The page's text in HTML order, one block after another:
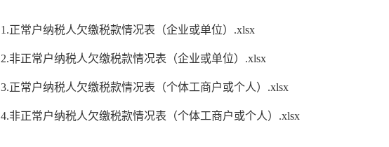
1.正常户纳税人欠缴税款情况表（企业或单位）.xlsx
2.非正常户纳税人欠缴税款情况表（企业或单位）.xlsx
3.正常户纳税人欠缴税款情况表（个体工商户或个人）.xlsx
4.非正常户纳税人欠缴税款情况表（个体工商户或个人）.xlsx